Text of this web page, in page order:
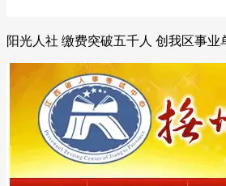
阳光人社 缴费突破五千人 创我区事业